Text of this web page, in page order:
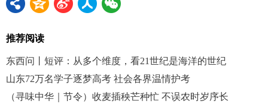
推荐阅读
东西问丨短评：从多个维度，看21世纪是海洋的世纪
山东72万名学子逐梦高考 社会各界温情护考
（寻味中华｜节令）收麦插秧芒种忙 不误农时岁序长